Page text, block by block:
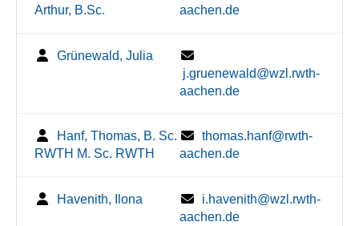
Arthur, B.Sc.
aachen.de
Grünewald, Julia
j.gruenewald@wzl.rwth-
aachen.de
Hanf, Thomas, B. Sc.
RWTH M. Sc. RWTH
thomas.hanf@rwth-
aachen.de
Havenith, Ilona
i.havenith@wzl.rwth-
aachen.de